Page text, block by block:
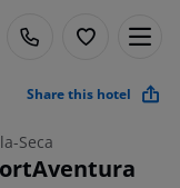
Share this hotel
Seca